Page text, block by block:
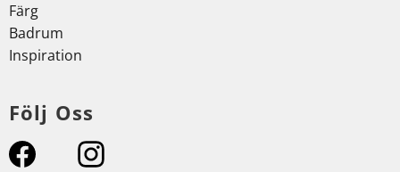
Färg
Badrum
Inspiration
Följ Oss